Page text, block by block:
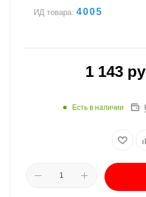
ИД товара: 4005
1 143
Есть в наличии